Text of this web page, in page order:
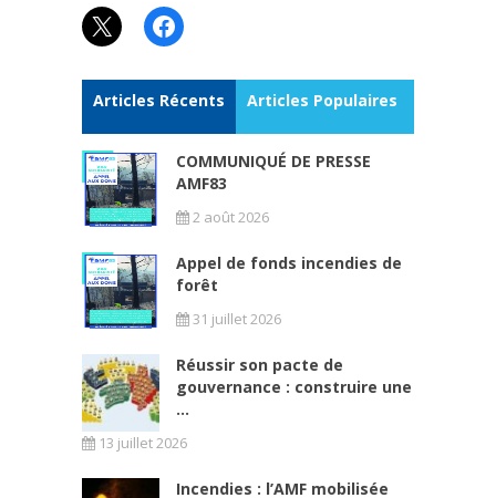
X Facebook
Articles Récents Articles Populaires
COMMUNIQUÉ DE PRESSE
AMF83
2 août 2026
Appel de fonds incendies de
forêt
31 juillet 2026
Réussir son pacte de
gouvernance : construire une
...
13 juillet 2026
Incendies : l’AMF mobilisée